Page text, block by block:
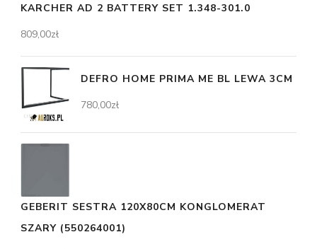
KARCHER AD 2 BATTERY SET 1.348-301.0
809,00zł
DEFRO HOME PRIMA ME BL LEWA 3CM
780,00zł
GEBERIT SESTRA 120X80CM KONGLOMERAT
SZARY (550264001)